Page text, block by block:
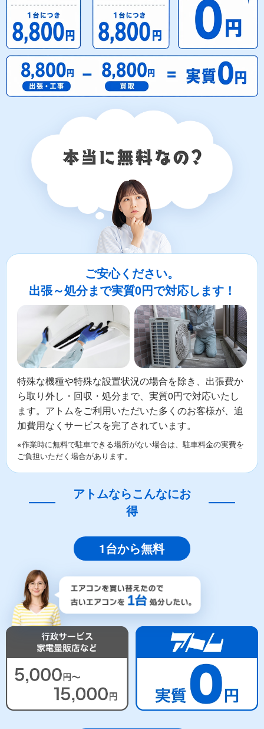
ご安心ください。
出張～処分まで実質0円で対応します！
特殊な機種や特殊な設置状況の場合を除き、出張費か
ら取り外し・回収・処分まで、実質0円で対応いたし
ます。アトムをご利用いただいた多くのお客様が、追
加費用なくサービスを完了されています。
※作業時に無料で駐車できる場所がない場合は、駐車料金の実費を
ご負担いただく場合があります。
アトムならこんなにお
得
1台から無料